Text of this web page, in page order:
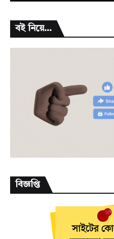
বই নিয়ে...
বিজ্ঞপ্তি